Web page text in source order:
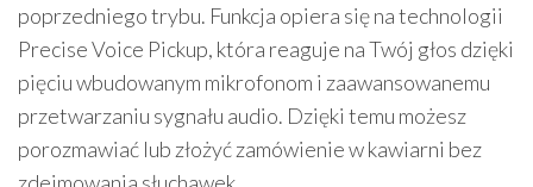
poprzedniego trybu. Funkcja opiera się na technologii
Precise Voice Pickup, która reaguje na Twój głos dzięki
pięciu wbudowanym mikrofonom i zaawansowanemu
przetwarzaniu sygnału audio. Dzięki temu możesz
porozmawiać lub złożyć zamówienie w kawiarni bez